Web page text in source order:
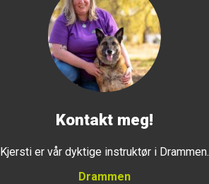
Kontakt meg!
Kjersti er vår dyktige instruktør i Drammen.
Drammen